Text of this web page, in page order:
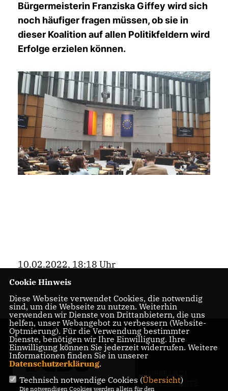
Bürgermeisterin Franziska Giffey wird sich
noch häufiger fragen müssen, ob sie in
dieser Koalition auf allen Politikfeldern wird
Erfolge erzielen können.
10.02.2022, 18:18 Uhr
Bezirk
DATENSCHUTZ
Cookie Hinweis
Diese Webseite verwendet Cookies, die notwendig
sind, um die Webseite zu nutzen. Weiterhin
verwenden wir Dienste von Drittanbietern, die uns
helfen, unser Webangebot zu verbessern (Website-
Optmierung). Für die Verwendung bestimmter
Dienste, benötigen wir Ihre Einwilligung. Ihre
Einwilligung können Sie jederzeit widerrufen. Weitere
Informationen finden Sie in unserer
Datenschutzerklärung.
Technisch notwendige Cookies (Übersicht)
Die notwendigen Cookies werden allein für den